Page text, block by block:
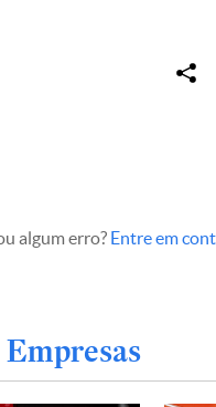
algum erro? Entre em